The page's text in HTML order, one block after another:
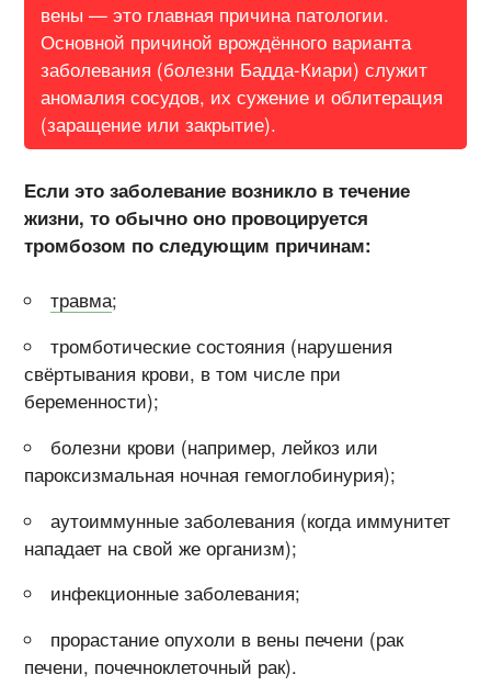
вены — это главная причина патологии.
Основной причиной врождённого варианта
заболевания (болезни Бадда-Киари) служит
аномалия сосудов, их сужение и облитерация
(заращение или закрытие).
Если это заболевание возникло в течение
жизни, то обычно оно провоцируется
тромбозом по следующим причинам:
травма;
тромботические состояния (нарушения
свёртывания крови, в том числе при
беременности);
болезни крови (например, лейкоз или
пароксизмальная ночная гемоглобинурия);
аутоиммунные заболевания (когда иммунитет
нападает на свой же организм);
инфекционные заболевания;
прорастание опухоли в вены печени (рак
печени, почечноклеточный рак).